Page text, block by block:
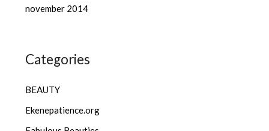
november 2014
Categories
BEAUTY
Ekenepatience.org